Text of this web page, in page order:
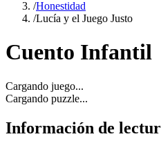
/Honestidad
/Lucía y el Juego Justo
Cuento Infantil
Cargando juego...
Cargando puzzle...
Información de